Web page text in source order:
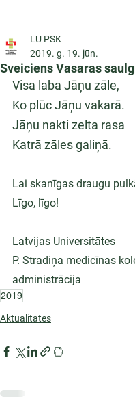
ESF projekti
Sveiciens Vasaras
LU PSK
2019. g. 19. jūn.
Visa laba Jāņu zāle,
Ko plūc Jāņu vakarā.
Jāņu nakti zelta rasa
Katrā zāles galiņā.
Lai skanīgas draugu
Līgo, līgo!
Latvijas Universitātes
P. Stradiņa medicīnas
administrācija
2019
Aktualitātes